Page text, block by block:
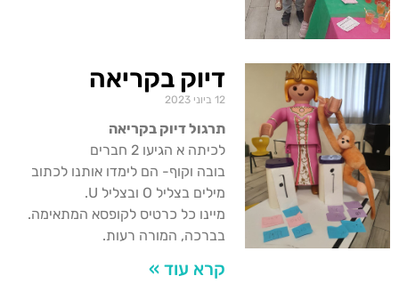
דיוק בקריאה
12 ביוני 2023
תרגול דיוק בקריאה
לכיתה א הגיעו 2 חברים
בובה וקוף- הם לימדו אותנו לכתוב
מילים בצליל O ובצליל U.
מיינו כל כרטיס לקופסא המתאימה.
בברכה, המורה רעות.
קרא עוד »